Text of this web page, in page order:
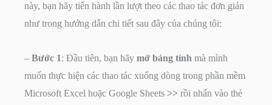
này, bạn hãy tiến hành lần lượt theo các thao tác đơn giản
như trong hướng dẫn chi tiết sau đây của chúng tôi:
– Bước 1: Đầu tiên, bạn hãy mở bảng tính mà mình
muốn thực hiện các thao tác xuống dòng trong phần mềm
Microsoft Excel hoặc Google Sheets >> rồi nhấn vào thẻ